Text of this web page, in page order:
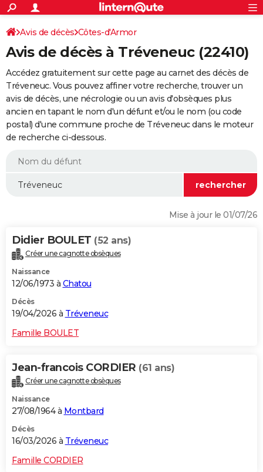
ACTUALITÉS
Politique
Société
Faits Divers
Education
Monde
Villes
+
SPORT
Coupe du monde 2026
Football
Tennis
Cyclisme
Rugby
Forum
Programme TV
TNT
Streaming
Cinéma
Sorties cinéma
Musique
+
FINANCE
Retraite
Impôts
Epargne
Immobilier
Risques naturels par ville
Banque
Assurance
Crédit
AUTO
Essais
Réserver un essai
Citadines
Berlines
SUV
Forum auto
+
HIGH-TECH
BRICOLAGE
WEEK-END
Alimentation
Guide de la santé
Maladies
Médicaments
Sommeil
VOYAGE
Destinations
City break
Voyage nature
Voyage de noces
Forum
Climat
+PHOTO
GUIDES D'ACHAT
Carte de Noël
Carte Bonne année
Carte Saint-Valentin
Carte Pâques
Carte d'anniversaire
DICTIONNAIRE
Dictionnaire
Biographies
Citations
Expressions
Proverbes
PROGRAMME TV
S'inscrire
Se connecter
Lycées
Collèges
Primaires
Universités
Entreprises
Service militaire
Avis de recherche
AVIS DE DÉCÈS
FORUM
S'inscrire
Connexion
Avis de décès Côtes-d'Armor
Avis de décès à Tréveneuc (22410)
Accédez gratuitement sur cette page au carnet des décès de
Tréveneuc. Vous pouvez affiner votre recherche, trouver un
avis de décès, une nécrologie ou un avis d'obsèques plus
ancien en tapant le nom d'un défunt et/ou le nom (ou code
postal) d'une commune proche de Tréveneuc dans le moteur
de recherche ci-dessous.
Mise à jour le 01/07/26
Didier BOULET (52 ans)
Créer une cagnotte obsèques
Naissance
12/06/1973 à Chatou
Décès
19/04/2026 à Tréveneuc
Famille BOULET
Jean-francois CORDIER (61 ans)
Créer une cagnotte obsèques
Naissance
27/08/1964 à Montbard
Décès
16/03/2026 à Tréveneuc
Famille CORDIER